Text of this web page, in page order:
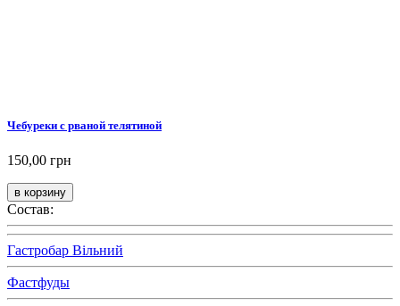
Чебуреки с рваной телятиной
150,00 грн
Состав:
Гастробар Вільний
Фастфуды